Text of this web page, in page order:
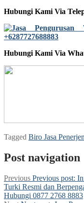
Hubungi Kami Via
Hubungi Kami Via
Tagged Biro Jasa
Post navigation
Previous Previous post:
Turki Resmi dan
Hubungi 0877 2768 8883